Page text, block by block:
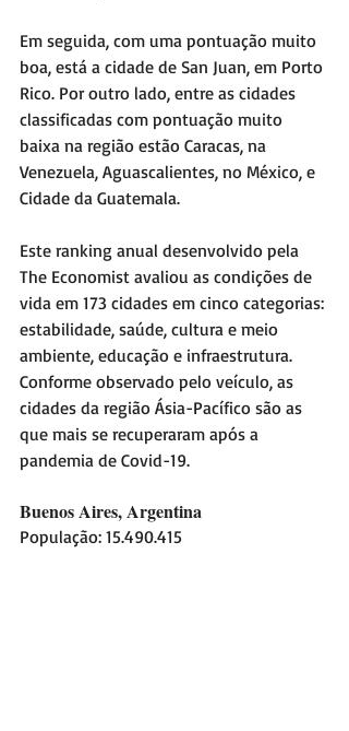
Em seguida, com uma pontuação muito
boa, está a cidade de San Juan, em Porto
Rico. Por outro lado, entre as cidades
classificadas com pontuação muito
baixa na região estão Caracas, na
Venezuela, Aguascalientes, no México, e
Cidade da Guatemala.
Este ranking anual desenvolvido pela
The Economist avaliou as condições de
vida em 173 cidades em cinco categorias:
estabilidade, saúde, cultura e meio
ambiente, educação e infraestrutura.
Conforme observado pelo veículo, as
cidades da região Ásia-Pacífico são as
que mais se recuperaram após a
pandemia de Covid-19.
Buenos Aires, Argentina
População: 15.490.415